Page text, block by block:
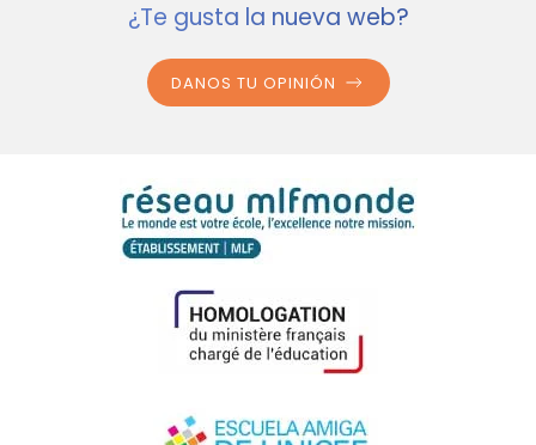
¿Te gusta la nueva web?
DANOS TU OPINIÓN